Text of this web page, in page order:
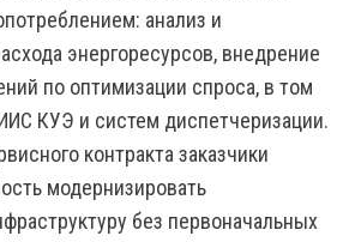
анализ и
энергоресурсов, внедрение
по оптимизации спроса, в том
КУЭ и систем диспетчеризации.
контракта заказчики
модернизировать
без первоначальных